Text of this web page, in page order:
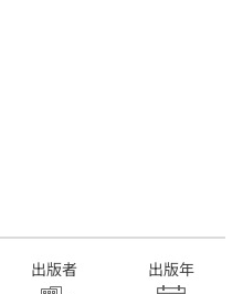
出版者 出版年